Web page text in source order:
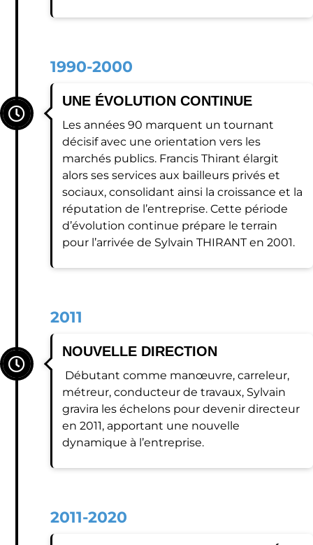
1990-2000
UNE ÉVOLUTION CONTINUE
Les années 90 marquent un tournant
décisif avec une orientation vers les
marchés publics. Francis Thirant élargit
alors ses services aux bailleurs privés et
sociaux, consolidant ainsi la croissance et la
réputation de l’entreprise. Cette période
d’évolution continue prépare le terrain
pour l’arrivée de Sylvain THIRANT en 2001.
2011
NOUVELLE DIRECTION
Débutant comme manœuvre, carreleur,
métreur, conducteur de travaux, Sylvain
gravira les échelons pour devenir directeur
en 2011, apportant une nouvelle
dynamique à l’entreprise.
2011-2020